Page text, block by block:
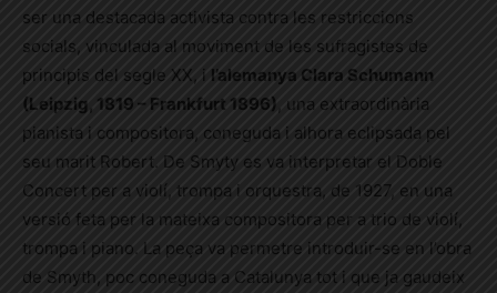
ser una destacada activista contra les restriccions
socials, vinculada al moviment de les sufragistes de
principis del segle XX, i l’alemanya Clara Schumann
(Leipzig, 1819 – Frankfurt 1896)
, una extraordinària
pianista i compositora, coneguda i alhora eclipsada pel
seu marit Robert. De Smyty es va interpretar el Doble
Concert per a violí, trompa i orquestra, de 1927, en una
versió feta per la mateixa compositora per a trio de violí,
trompa i piano. La peça va permetre introduir-se en l’obra
de Smyth, poc coneguda a Catalunya tot i que ja gaudeix